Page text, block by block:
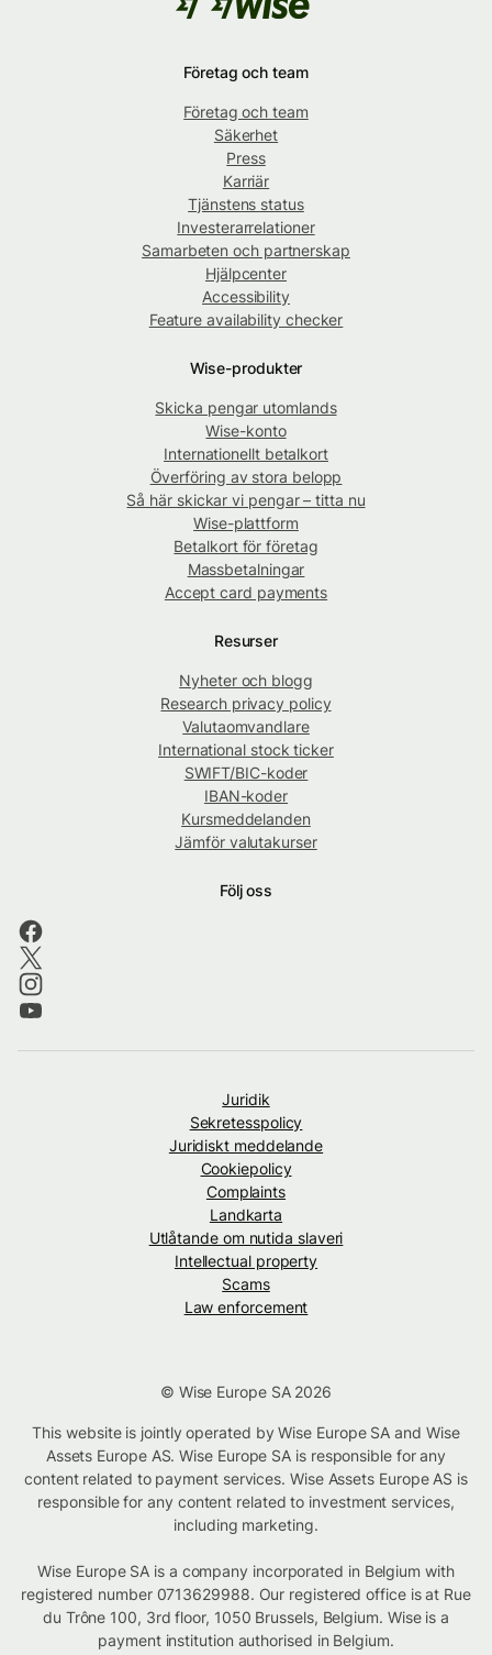
Företag och team
Företag och team
Säkerhet
Press
Karriär
Tjänstens status
Investerarrelationer
Samarbeten och partnerskap
Hjälpcenter
Accessibility
Feature availability checker
Wise-produkter
Skicka pengar utomlands
Wise-konto
Internationellt betalkort
Överföring av stora belopp
Så här skickar vi pengar – titta nu
Wise-plattform
Betalkort för företag
Massbetalningar
Accept card payments
Resurser
Nyheter och blogg
Research privacy policy
Valutaomvandlare
International stock ticker
SWIFT/BIC-koder
IBAN-koder
Kursmeddelanden
Jämför valutakurser
Följ oss
Juridik
Sekretesspolicy
Juridiskt meddelande
Cookiepolicy
Complaints
Landkarta
Utlåtande om nutida slaveri
Intellectual property
Scams
Law enforcement
© Wise Europe SA 2026
This website is jointly operated by Wise Europe SA and Wise
Assets Europe AS. Wise Europe SA is responsible for any
content related to payment services. Wise Assets Europe AS is
responsible for any content related to investment services,
including marketing.
Wise Europe SA is a company incorporated in Belgium with
registered number 0713629988. Our registered office is at Rue
du Trône 100, 3rd floor, 1050 Brussels, Belgium. Wise is a
payment institution authorised in Belgium.